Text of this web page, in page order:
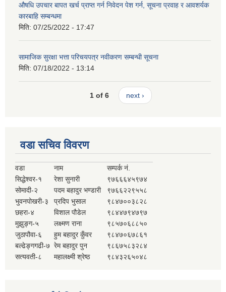
औषधि उपचार बापत खर्च प्राप्त गर्न निवेदन पेश गर्न, सूचना प्रवाह र आवशर्यक
कारबाहि सम्बन्धमा
मिति: 07/25/2022 - 17:47
सामाजिक सुरक्षा भत्ता परिचयपत्र नवीकरण सम्बन्धी सूचना
मिति: 07/18/2022 - 13:14
1 of 6 next ›
वडा सचिव विवरण
वडा नाम
सम्पर्क नं.
सिद्धेश्वर-१
रेशा सुनारी
९७६६६४५९७४
सोमादी-२
पदम बहादुर भण्डारी
९७६६२२९५५८
भुवनपोखरी-३
प्रदिप भुसाल
९८४७००३८२८
छहरा-४
विशाल पौडेल
९८४४७९४७९७
मुझुङ्ग-५
लक्ष्मण राना
९८५७०६८८५०
जुठापौवा-६
हुम बहादुर कुँवर
९८४७०६७८६१
बल्ढेङ्गगढी-७ रेम बहादुर पुन
९८६७५८३२८४
सत्यवती-८
महालक्ष्मी श्रेष्ठ ९८४३२६५०४८